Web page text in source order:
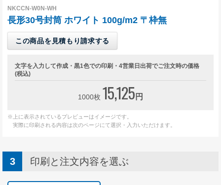
口糊加工について
サイズについて
窓つきについて
透けない封筒について
マチつき封筒について
貼り合わせについて
無料サンプル請求について
角形2号封筒の特徴
ご注文について
NKCCN-W0N-WH
長形30号封筒 ホワイト 100g/m2 〒枠無
この商品を見積もり請求する
文字を入力して作成・黒1色での印刷・4営業日出荷でご注文時の価格
(税込)
1000枚 15,125 円
※上に表示されているプレビューはイメージです。
実際に印刷される内容は次のページにて選択・入力いただけます。
印刷と注文内容を選ぶ